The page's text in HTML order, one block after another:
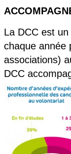
La DCC est
chaque année
associations)
DCC